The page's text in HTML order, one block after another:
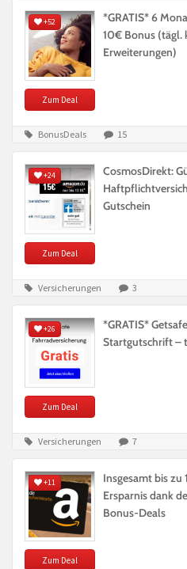
+52
Zum Deal
*GRATIS* 6
10€ Bonus (tägl.
Erweiterungen)
BonusDeals 15
+24
Zum Deal
CosmosDirekt:
Gutschein
Versicherungen 3
+26
Zum Deal
*GRATIS*
Startgutschrift –
Versicherungen 7
+11
Zum Deal
Insgesamt bis zu
Ersparnis dank
Bonus-Deals